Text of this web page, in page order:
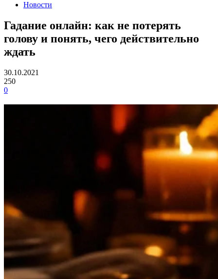
Новости
Гадание онлайн: как не потерять
голову и понять, чего действительно
ждать
30.10.2021
250
0